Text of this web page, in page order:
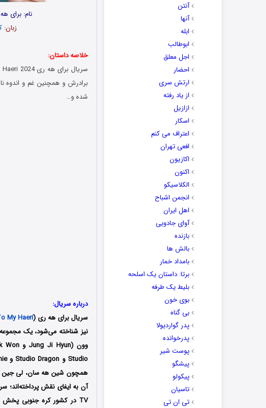
آنتن
آنها
ابله
ابوطالب
اجل معلق
احضار
ارتش سری
از یاد رفته
ازازیل
اسکار
اعتراف می کنم
افعی تهران
اکازیون
اکنون
الکلاسیکو
انجمن اشباح
اهل ایران
آوای جادویی
بازنده
بالش ها
بامداد خمار
برتا: داستان یک اسلحه
بلیط یک‌‌ طرفه
بوی خون
بی گناه
پدر گواردیولا
پدرخوانده
پوست شیر
پیشگو
پیکولو
تاسیان
تی ان تی
نام: برای
زبان:
خلاصه داستان:
برادرش و همچنین غم و اندوه
شده و…
درباره سریال:
سریال برای هه ری (My Haeri
نیز شناخته می‌شود، یک
وون (Jung Ji Hyun و Heo Seok Won)
همچون شین هه سان، لی جین
آن به ایفای نقش پرداخته‌اند؛